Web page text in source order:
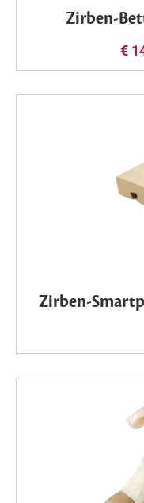
Zirben-
€
Zirben-